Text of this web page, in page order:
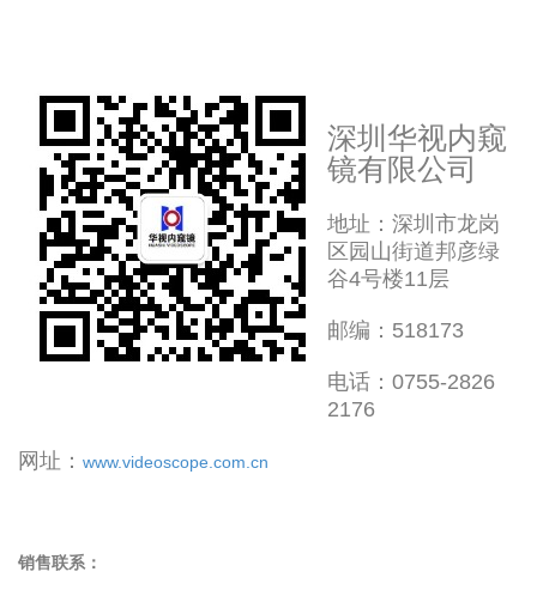
深圳华视内窥
镜有限公司
地址：深圳市龙岗
区园山街道邦彦绿
谷4号楼11层
邮编：518173
电话：0755-2826
2176
网址： www.videoscope.com.cn
销售联系：